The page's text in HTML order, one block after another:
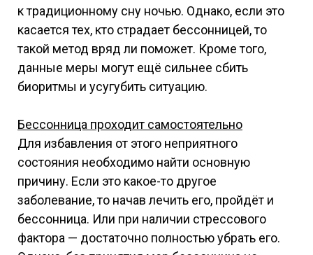
к традиционному сну ночью. Однако, если это
касается тех, кто страдает бессонницей, то
такой метод вряд ли поможет. Кроме того,
данные меры могут ещё сильнее сбить
биоритмы и усугубить ситуацию.
Бессонница проходит самостоятельно
Для избавления от этого неприятного
состояния необходимо найти основную
причину. Если это какое-то другое
заболевание, то начав лечить его, пройдёт и
бессонница. Или при наличии стрессового
фактора — достаточно полностью убрать его.